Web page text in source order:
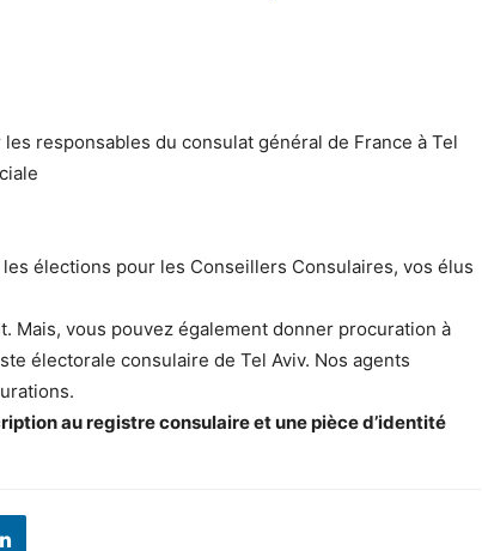
responsables du consulat général de France à Tel
élections pour les Conseillers Consulaires, vos élus
Mais, vous pouvez également donner procuration à
électorale consulaire de Tel Aviv. Nos agents
au registre consulaire et une pièce d’identité